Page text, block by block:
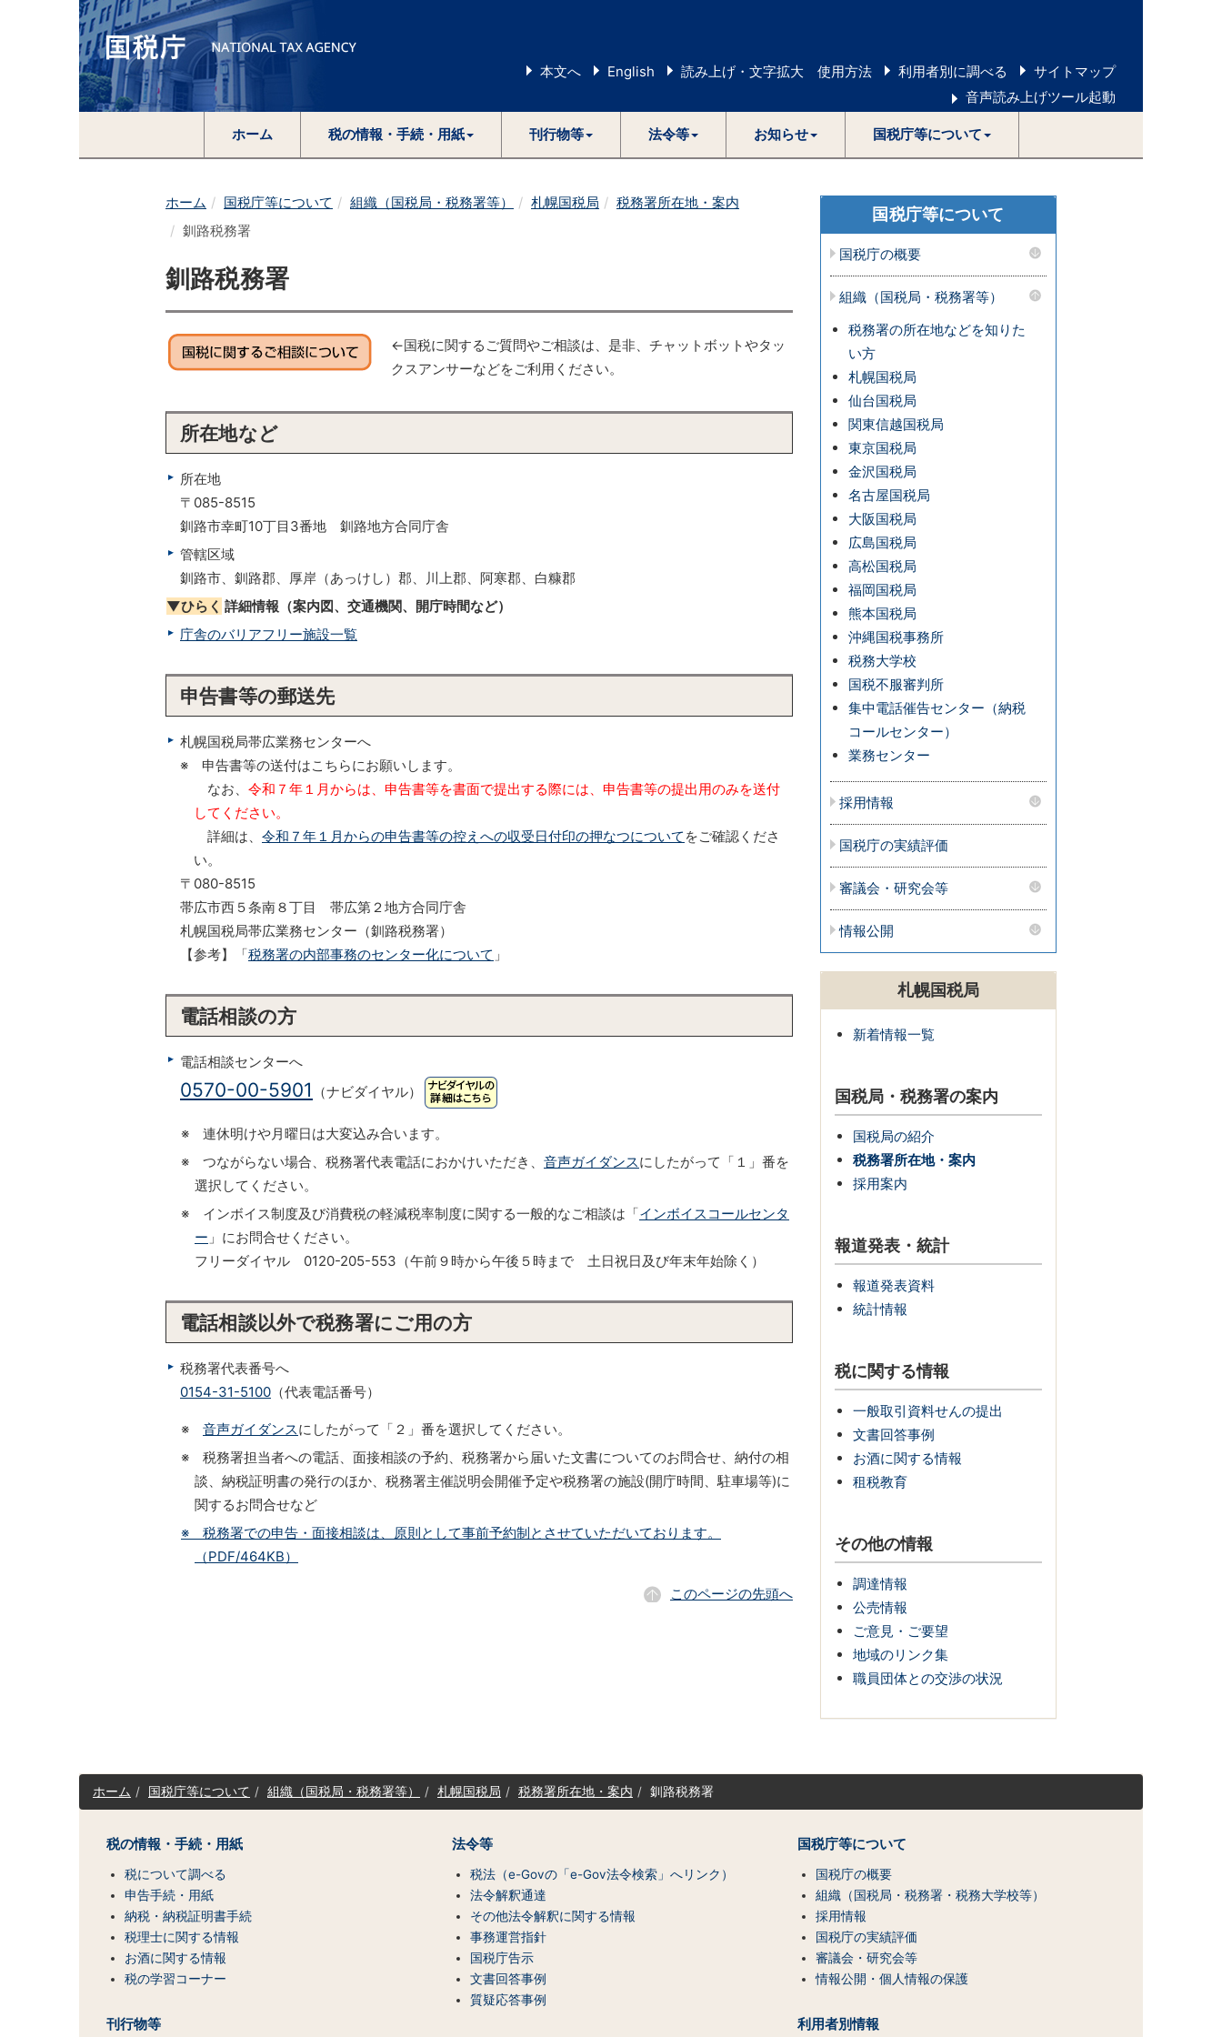
本文へ English 読み上げ・文字拡大 使用方法 利用者別に調べる
サイトマップ
音声読み上げツール起動
ホーム 税の情報・手続・用紙 刊行物等 法令等 お知らせ 国税庁等について
ホーム 国税庁等について 組織（国税局・税務署等） 札幌国税局
税務署所在地・案内
釧路税務署
釧路税務署
←国税に関するご質問やご相談は、是非、チャットボットやタッ
クスアンサーなどをご利用ください。
所在地など
所在地
〒085-8515
釧路市幸町10丁目3番地 釧路地方合同庁舎
管轄区域
釧路市、釧路郡、厚岸（あっけし）郡、川上郡、阿寒郡、白糠郡
▼ひらく 詳細情報（案内図、交通機関、開庁時間など）
庁舎のバリアフリー施設一覧
申告書等の郵送先
札幌国税局帯広業務センターへ
※ 申告書等の送付はこちらにお願いします。
なお、 令和７年１月からは、申告書等を書面で提出する際には、申告書等の提出用のみを送付
してください。
詳細は、 令和７年１月からの申告書等の控えへの収受日付印の押なつについて をご確認くださ
い。
〒080-8515
帯広市西５条南８丁目 帯広第２地方合同庁舎
札幌国税局帯広業務センター（釧路税務署）
【参考】「税務署の内部事務のセンター化について 」
電話相談の方
電話相談センターへ
0570-00-5901 （ナビダイヤル）
※ 連休明けや月曜日は大変込み合います。
※ つながらない場合、税務署代表電話におかけいただき、 音声ガイダンスにしたがって「１」番を
選択してください。
※ インボイス制度及び消費税の軽減税率制度に関する一般的なご相談は「インボイスコールセンタ
ー 」にお問合せください。
フリーダイヤル 0120-205-553（午前９時から午後５時まで 土日祝日及び年末年始除く）
電話相談以外で税務署にご用の方
税務署代表番号へ
0154-31-5100 （代表電話番号）
※ 音声ガイダンスにしたがって「２」番を選択してください。
※ 税務署担当者への電話、面接相談の予約、税務署から届いた文書についてのお問合せ、納付の相
談、納税証明書の発行のほか、税務署主催説明会開催予定や税務署の施設(開庁時間、駐車場等)に
関するお問合せなど
※ 税務署での申告・面接相談は、原則として事前予約制とさせていただいております。
（PDF/464KB）
このページの先頭へ
国税庁等について
国税庁の概要
組織（国税局・税務署等）
税務署の所在地などを知りた
い方
札幌国税局
仙台国税局
関東信越国税局
東京国税局
金沢国税局
名古屋国税局
大阪国税局
広島国税局
高松国税局
福岡国税局
熊本国税局
沖縄国税事務所
税務大学校
国税不服審判所
集中電話催告センター（納税
コールセンター）
業務センター
採用情報
国税庁の実績評価
審議会・研究会等
情報公開
札幌国税局
新着情報一覧
国税局・税務署の案内
国税局の紹介
税務署所在地・案内
採用案内
報道発表・統計
報道発表資料
統計情報
税に関する情報
一般取引資料せんの提出
文書回答事例
お酒に関する情報
租税教育
その他の情報
調達情報
公売情報
ご意見・ご要望
地域のリンク集
職員団体との交渉の状況
サ
イ
（コ
ホーム 国税庁等について 組織（国税局・税務署等） 札幌国税局 税務署所在地・案内 釧路税務署
税の情報・手続・用紙
税について調べる
申告手続・用紙
納税・納税証明書手続
税理士に関する情報
お酒に関する情報
税の学習コーナー
刊行物等
法令等
税法（e-Govの「e-Gov法令検索」へリンク）
法令解釈通達
その他法令解釈に関する情報
事務運営指針
国税庁告示
文書回答事例
質疑応答事例
国税庁等について
国税庁の概要
組織（国税局・税務署・税務大学校等）
採用情報
国税庁の実績評価
審議会・研究会等
情報公開・個人情報の保護
利用者別情報